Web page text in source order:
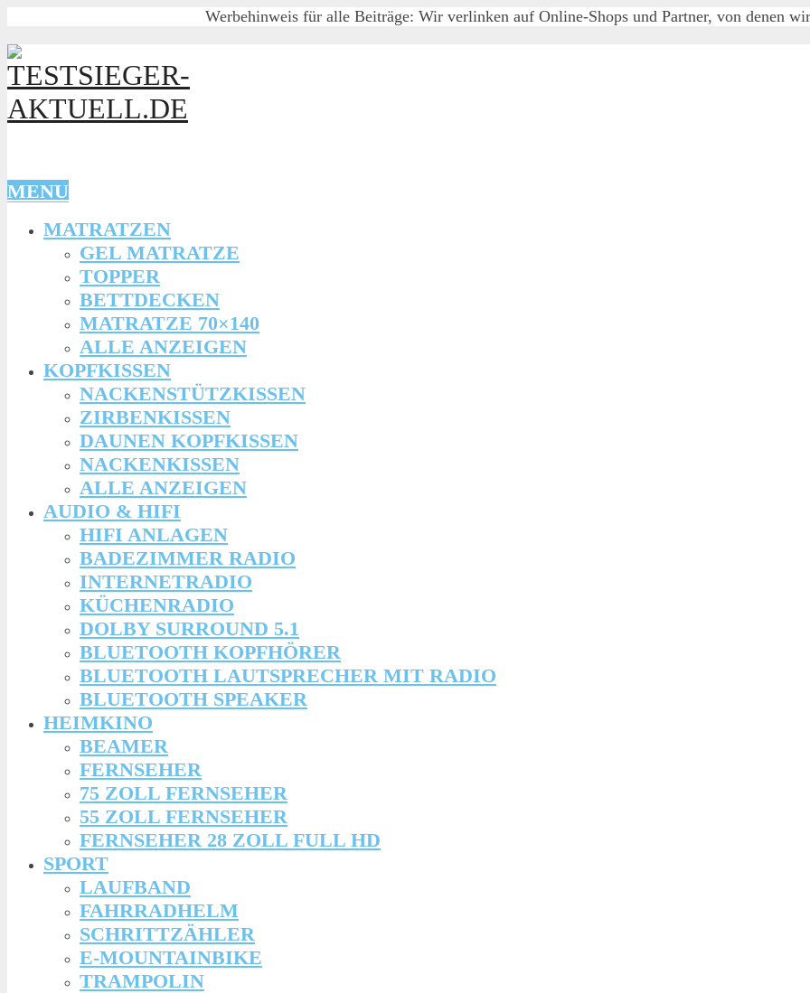
Werbehinweis für alle Beiträge: Wir verlinken auf Online-Shops und Partner, von denen
MENU
MATRATZEN
GEL MATRATZE
TOPPER
BETTDECKEN
MATRATZE 70×140
ALLE ANZEIGEN
KOPFKISSEN
NACKENSTÜTZKISSEN
ZIRBENKISSEN
DAUNEN KOPFKISSEN
NACKENKISSEN
ALLE ANZEIGEN
AUDIO & HIFI
HIFI ANLAGEN
BADEZIMMER RADIO
INTERNETRADIO
KÜCHENRADIO
DOLBY SURROUND 5.1
BLUETOOTH KOPFHÖRER
BLUETOOTH LAUTSPRECHER MIT RADIO
BLUETOOTH SPEAKER
HEIMKINO
BEAMER
FERNSEHER
75 ZOLL FERNSEHER
55 ZOLL FERNSEHER
FERNSEHER 28 ZOLL FULL HD
SPORT
LAUFBAND
FAHRRADHELM
SCHRITTZÄHLER
E-MOUNTAINBIKE
TRAMPOLIN